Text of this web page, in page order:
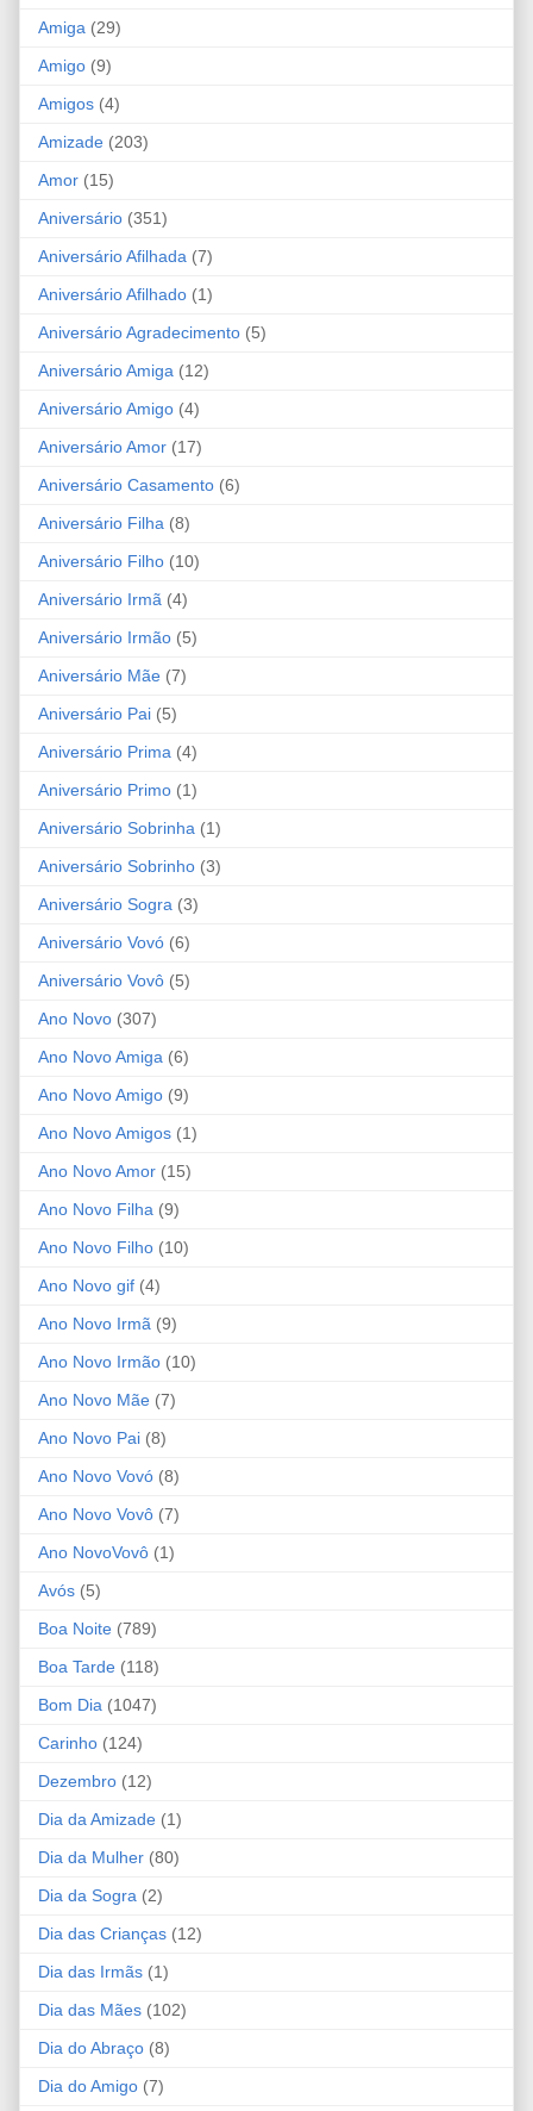
Amiga (29)
Amigo (9)
Amigos (4)
Amizade (203)
Amor (15)
Aniversário (351)
Aniversário Afilhada (7)
Aniversário Afilhado (1)
Aniversário Agradecimento (5)
Aniversário Amiga (12)
Aniversário Amigo (4)
Aniversário Amor (17)
Aniversário Casamento (6)
Aniversário Filha (8)
Aniversário Filho (10)
Aniversário Irmã (4)
Aniversário Irmão (5)
Aniversário Mãe (7)
Aniversário Pai (5)
Aniversário Prima (4)
Aniversário Primo (1)
Aniversário Sobrinha (1)
Aniversário Sobrinho (3)
Aniversário Sogra (3)
Aniversário Vovó (6)
Aniversário Vovô (5)
Ano Novo (307)
Ano Novo Amiga (6)
Ano Novo Amigo (9)
Ano Novo Amigos (1)
Ano Novo Amor (15)
Ano Novo Filha (9)
Ano Novo Filho (10)
Ano Novo gif (4)
Ano Novo Irmã (9)
Ano Novo Irmão (10)
Ano Novo Mãe (7)
Ano Novo Pai (8)
Ano Novo Vovó (8)
Ano Novo Vovô (7)
Ano NovoVovô (1)
Avós (5)
Boa Noite (789)
Boa Tarde (118)
Bom Dia (1047)
Carinho (124)
Dezembro (12)
Dia da Amizade (1)
Dia da Mulher (80)
Dia da Sogra (2)
Dia das Crianças (12)
Dia das Irmãs (1)
Dia das Mães (102)
Dia do Abraço (8)
Dia do Amigo (7)